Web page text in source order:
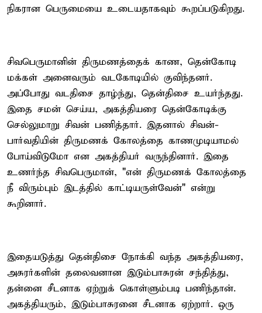
நிகரான பெருமையை உடையதாகவும் கூறப்படுகிறது.
சிவபெருமானின் திருமணத்தைக் காண, தென்கோடி
மக்கள் அனைவரும் வடகோடியில் குவிந்தனர்.
அப்போது வடதிசை தாழ்ந்து, தென்திசை உயர்ந்தது.
இதை சமன் செய்ய, அகத்தியரை தென்கோடிக்கு
செல்லுமாறு சிவன் பணித்தார். இதனால் சிவன்-
பார்வதியின் திருமணக் கோலத்தை காணமுடியாமல்
போய்விடுமோ என அகத்தியர் வருந்தினார். இதை
உணர்ந்த சிவபெருமான், "என் திருமணக் கோலத்தை
நீ விரும்பும் இடத்தில் காட்டியருள்வேன்" என்று
கூறினார்.
இதையடுத்து தென்திசை நோக்கி வந்த அகத்தியரை,
அசுரர்களின் தலைவனான இடும்பாசுரன் சந்தித்து,
தன்னை சீடனாக ஏற்றுக் கொள்ளும்படி பணிந்தான்.
அகத்தியரும், இடும்பாசுரனை சீடனாக ஏற்றார். ஒரு